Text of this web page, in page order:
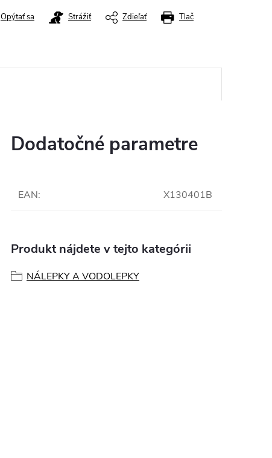
Tlač
Opýtať sa Strážiť Zdieľať
Dodatočné parametre
EAN: X130401B
Produkt nájdete v tejto kategórii
NÁLEPKY A VODOLEPKY